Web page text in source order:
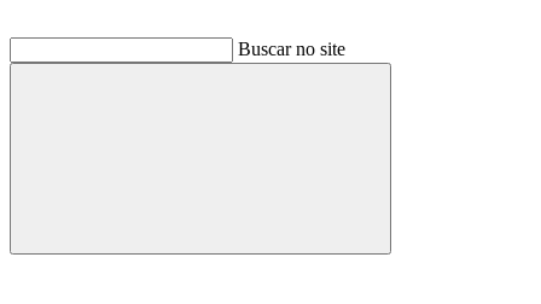
Buscar no site
Buscar